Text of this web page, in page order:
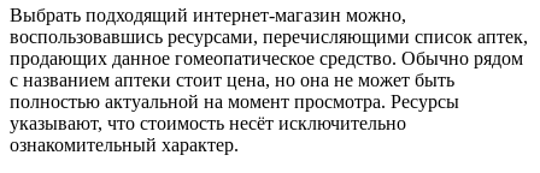
Выбрать подходящий интернет-магазин можно,
воспользовавшись ресурсами, перечисляющими список аптек,
продающих данное гомеопатическое средство. Обычно рядом
с названием аптеки стоит цена, но она не может быть
полностью актуальной на момент просмотра. Ресурсы
указывают, что стоимость несёт исключительно
ознакомительный характер.